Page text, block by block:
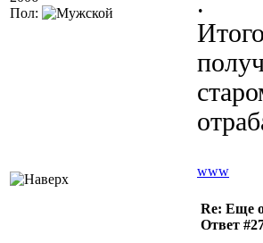
Пол:
www
Re: Еще
Ответ